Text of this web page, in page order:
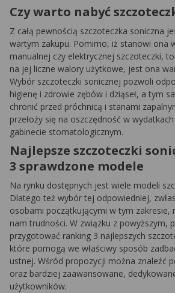
Czy warto nabyć
Z całą pewnością szczoteczka soniczna
wartym zakupu. Pomimo, iż stanowi ona
manualnej czy elektrycznej szczoteczki,
na jej liczne walory użytkowe, jest ona
Wybór szczoteczki sonicznej pozwoli
higienę i zdrowie zębów i dziąseł, a tym
chronić przed próchnicą i stanami
przełoży się na oszczędność w
gabinecie stomatologicznym.
Najlepsze szczoteczki
3 sprawdzone modele
Na rynku dostępnych jest wiele modeli
Dlatego też wybór tej odpowiedniej,
osobami początkującymi w tym zakresie,
nam trudności. W związku z powyższym,
przygotować ranking 3 najlepszych
które pomogą we właściwy sposób
ustnej. Wśród propozycji można znaleźć
oraz bardziej zaawansowane,
użytkowników.